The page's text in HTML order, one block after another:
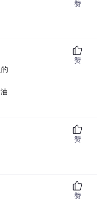
赞
赞
赞
赞